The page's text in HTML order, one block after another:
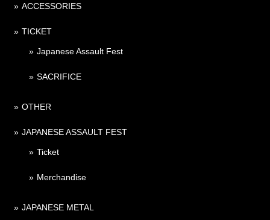
ACCESSORIES
TICKET
Japanese Assault Fest
SACRIFICE
OTHER
JAPANESE ASSAULT FEST
Ticket
Merchandise
JAPANESE METAL